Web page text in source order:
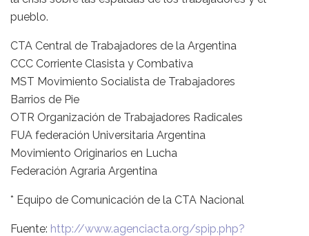
pueblo.
CTA Central de Trabajadores de la Argentina
CCC Corriente Clasista y Combativa
MST Movimiento Socialista de Trabajadores
Barrios de Pie
OTR Organización de Trabajadores Radicales
FUA federación Universitaria Argentina
Movimiento Originarios en Lucha
Federación Agraria Argentina
* Equipo de Comunicación de la CTA Nacional
Fuente: http://www.agenciacta.org/spip.php?